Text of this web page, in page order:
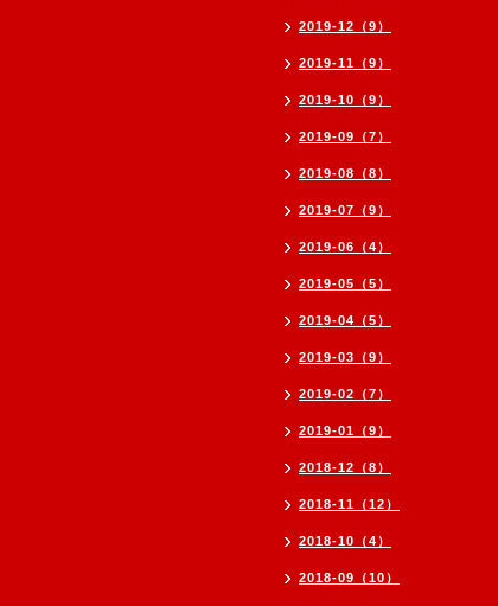
2019-12（9）
2019-11（9）
2019-10（9）
2019-09（7）
2019-08（8）
2019-07（9）
2019-06（4）
2019-05（5）
2019-04（5）
2019-03（9）
2019-02（7）
2019-01（9）
2018-12（8）
2018-11（12）
2018-10（4）
2018-09（10）